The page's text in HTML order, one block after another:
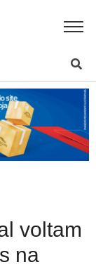
voltam
na